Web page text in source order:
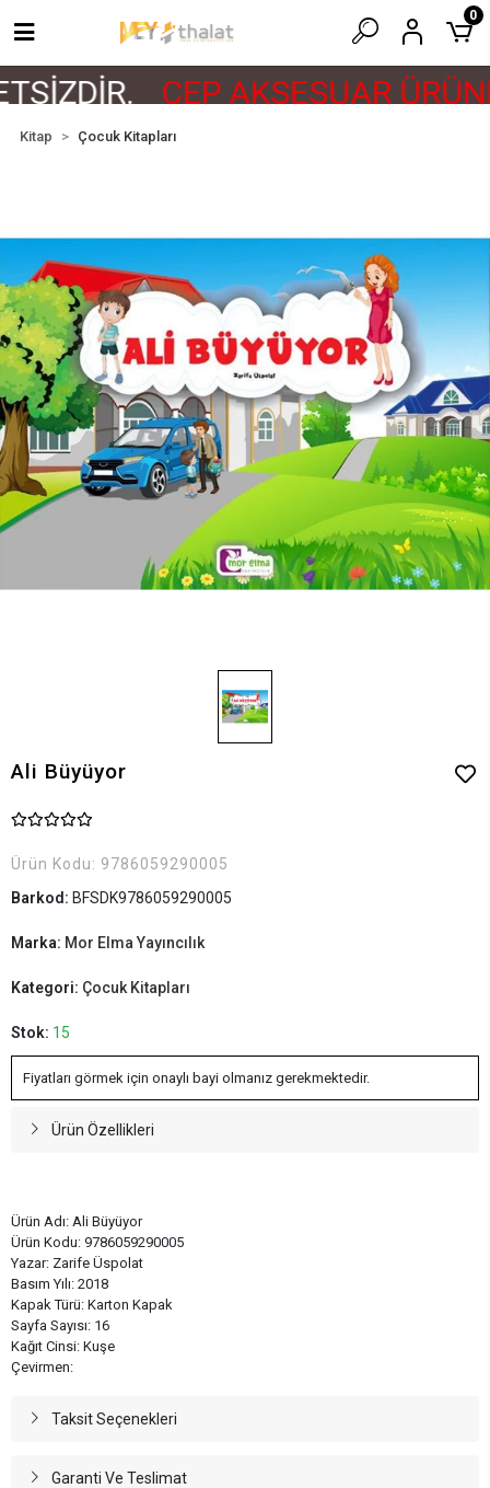
CEP AKSESUAR
0
Kitap Çocuk Kitapları
Ali Büyüyor
Ürün Kodu: 9786059290005
Barkod: BFSDK9786059290005
Marka: Mor Elma Yayıncılık
Kategori: Çocuk Kitapları
Stok: 15
Fiyatları görmek için onaylı bayi olmanız gerekmektedir.
Ürün Özellikleri
Ürün Adı: Ali Büyüyor
Ürün Kodu: 9786059290005
Yazar: Zarife Üspolat
Basım Yılı: 2018
Kapak Türü: Karton Kapak
Sayfa Sayısı: 16
Kağıt Cinsi: Kuşe
Çevirmen:
Taksit Seçenekleri
Garanti Ve Teslimat